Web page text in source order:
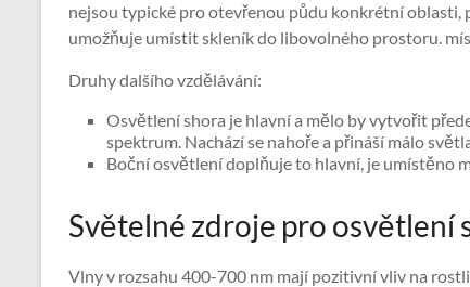
nejsou typické pro otevřenou půdu konkrétní
umožňuje umístit skleník do libovolného prostoru.
Druhy dalšího vzdělávání:
Osvětlení shora je hlavní a mělo by vytvořit
spektrum. Nachází se nahoře a přináší málo
Boční osvětlení doplňuje to hlavní, je umístěno
Světelné zdroje pro osvětlení
Vlny v rozsahu 400-700 nm mají pozitivní vliv na